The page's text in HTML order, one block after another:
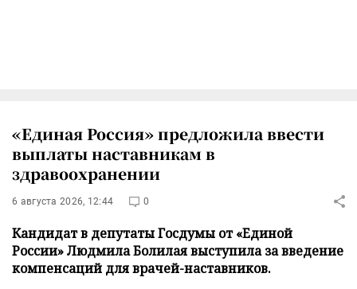
«Единая Россия» предложила ввести
выплаты наставникам в
здравоохранении
6 августа 2026, 12:44 0
Кандидат в депутаты Госдумы от «Единой
России» Людмила Болилая выступила за введение
компенсаций для врачей-наставников.